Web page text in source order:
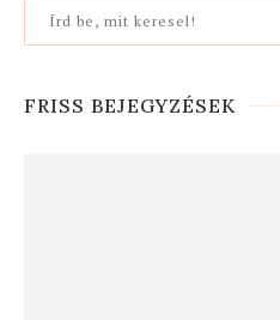
FRISS BEJEGYZÉSEK